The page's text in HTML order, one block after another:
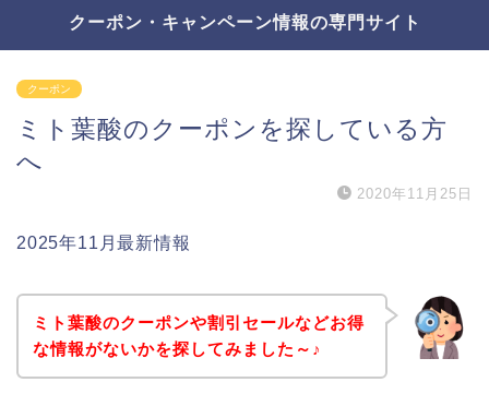
クーポン・キャンペーン情報の専門サイト
クーポン
ミト葉酸のクーポンを探している方
へ
2020年11月25日
2025年11月最新情報
ミト葉酸のクーポンや割引セールなどお得
な情報がないかを探してみました～♪